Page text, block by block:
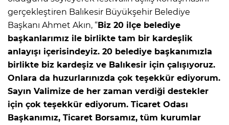
gerçekleştiren Balıkesir Büyükşehir Belediye
Başkanı Ahmet Akın, “Biz 20 ilçe belediye
başkanlarımız ile birlikte tam bir kardeşlik
anlayışı içerisindeyiz. 20 belediye başkanımızla
birlikte biz kardeşiz ve Balıkesir için çalışıyoruz.
Onlara da huzurlarınızda çok teşekkür ediyorum.
Sayın Valimize de her zaman verdiği destekler
için çok teşekkür ediyorum. Ticaret Odası
Başkanımız, Ticaret Borsamız, tüm kurumlar